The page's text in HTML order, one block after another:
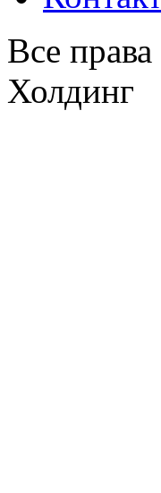
Все